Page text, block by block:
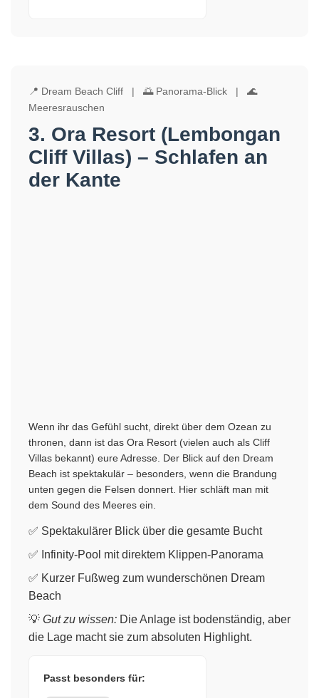
📍 Dream Beach Cliff | 🌅 Panorama-Blick | 🌊
Meeresrauschen
3. Ora Resort (Lembongan
Cliff Villas) – Schlafen an
der Kante
Wenn ihr das Gefühl sucht, direkt über dem Ozean zu
thronen, dann ist das Ora Resort (vielen auch als Cliff
Villas bekannt) eure Adresse. Der Blick auf den Dream
Beach ist spektakulär – besonders, wenn die Brandung
unten gegen die Felsen donnert. Hier schläft man mit
dem Sound des Meeres ein.
✅ Spektakulärer Blick über die gesamte Bucht
✅ Infinity-Pool mit direktem Klippen-Panorama
✅ Kurzer Fußweg zum wunderschönen Dream
Beach
💡 Gut zu wissen: Die Anlage ist bodenständig, aber
die Lage macht sie zum absoluten Highlight.
Passt besonders für: